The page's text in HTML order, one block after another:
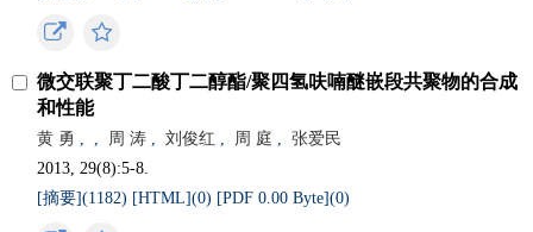
微交联聚丁二酸丁二醇酯/聚四氢呋喃醚嵌段共聚物的合成
和性能
黄 勇 , , 周 涛 , 刘俊红 , 周 庭 ,
张爱民
2013, 29(8):5-8.
[摘要](1182) [HTML](0) [PDF 0.00 Byte](0)